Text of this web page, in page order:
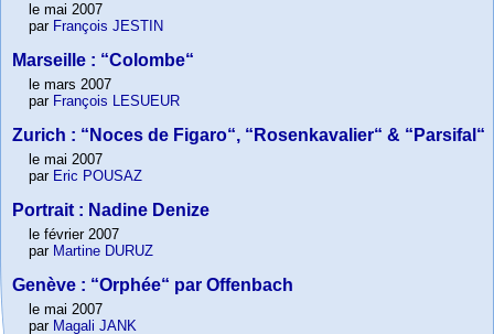
le mai 2007
par François JESTIN
Marseille : “Colombe“
le mars 2007
par François LESUEUR
Zurich : “Noces de Figaro“, “Rosenkavalier“ & “Parsifal“
le mai 2007
par Eric POUSAZ
Portrait : Nadine Denize
le février 2007
par Martine DURUZ
Genève : “Orphée“ par Offenbach
le mai 2007
par Magali JANK